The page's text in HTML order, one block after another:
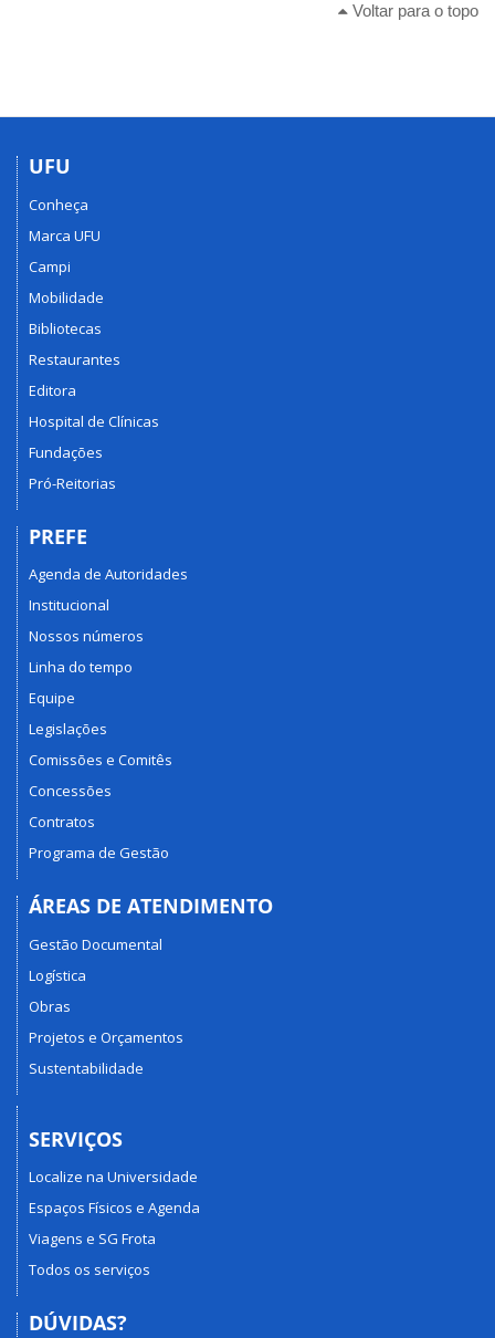
Voltar para o topo
UFU
Conheça
Marca UFU
Campi
Mobilidade
Bibliotecas
Restaurantes
Editora
Hospital de Clínicas
Fundações
Pró-Reitorias
PREFE
Agenda de Autoridades
Institucional
Nossos números
Linha do tempo
Equipe
Legislações
Comissões e Comitês
Concessões
Contratos
Programa de Gestão
ÁREAS DE ATENDIMENTO
Gestão Documental
Logística
Obras
Projetos e Orçamentos
Sustentabilidade
SERVIÇOS
Localize na Universidade
Espaços Físicos e Agenda
Viagens e SG Frota
Todos os serviços
DÚVIDAS?